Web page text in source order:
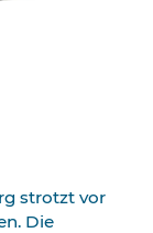
strotzt vor
Die